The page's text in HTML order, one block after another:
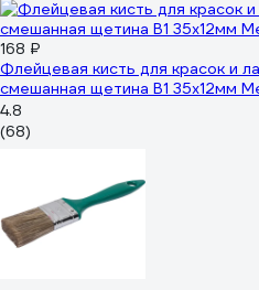
168 ₽
Флейцевая кисть для красок и
смешанная щетина В1 35х12мм
4.8
(68)